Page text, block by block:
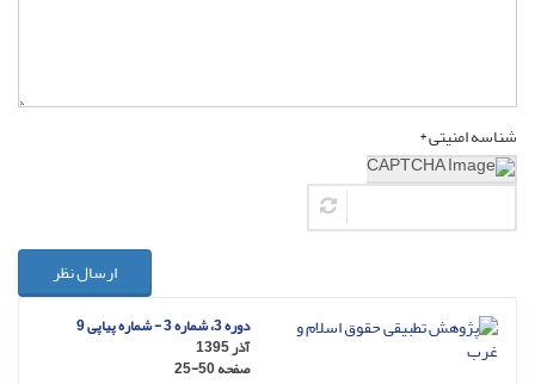
شناسه امنیتی *
ارسال نظر
دوره 3، شماره 3 - شماره پیاپی 9
آذر 1395
صفحه25-50